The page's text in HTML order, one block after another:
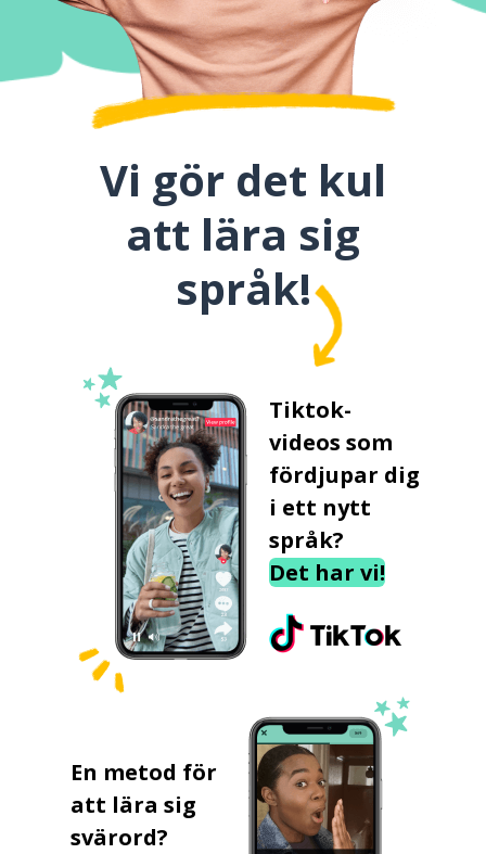
Vi gör det kul
att lära sig
språk!
Tiktok-
videos som
fördjupar dig
i ett nytt
språk?
Det har vi!
En metod för
att lära sig
svärord?